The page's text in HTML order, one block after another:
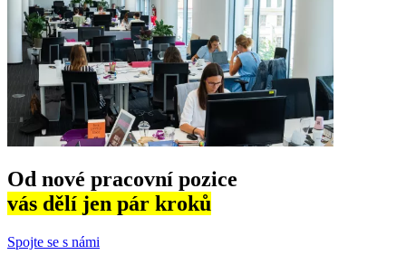
Od nové pracovní pozice
vás dělí jen pár kroků
Spojte se s námi